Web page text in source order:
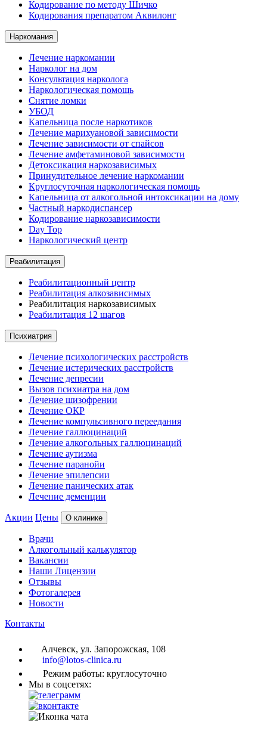
Кодирование по методу Шичко
Кодирования препаратом Аквилонг
Наркомания
Лечение наркомании
Нарколог на дом
Консультация нарколога
Наркологическая помощь
Снятие ломки
УБОД
Капельница после наркотиков
Лечение марихуановой зависимости
Лечение зависимости от спайсов
Лечение амфетаминовой зависимости
Детоксикация наркозависимых
Принудительное лечение наркомании
Круглосуточная наркологическая помощь
Капельница от алкогольной интоксикации на дому
Частный наркодиспансер
Кодирование наркозависимости
Day Top
Наркологический центр
Реабилитация
Реабилитационный центр
Реабилитация алкозависимых
Реабилитация наркозависимых
Реабилитация 12 шагов
Психиатрия
Лечение психологических расстройств
Лечение истерических расстройств
Лечение депресии
Вызов психиатра на дом
Лечение шизофрении
Лечение ОКР
Лечение компульсивного переедания
Лечение галлюцинаций
Лечение алкогольных галлюцинаций
Лечение аутизма
Лечение паранойи
Лечение эпилепсии
Лечение панических атак
Лечение деменции
Акции Цены О клинике
Врачи
Алкогольный калькулятор
Вакансии
Наши Лицензии
Отзывы
Фотогалерея
Новости
Контакты
Алчевск, ул. Запорожская, 108
info@lotos-clinica.ru
Режим работы: круглосуточно
Мы в соцсетях: